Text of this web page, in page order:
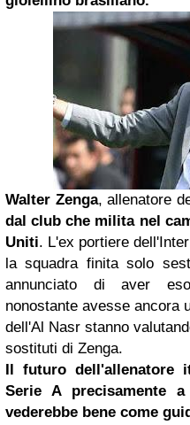
Walter Zenga, allenatore
dal club che milita nel
Uniti. L'ex portiere
la squadra finita solo
annunciato di aver
nonostante avesse ancora
dell'Al Nasr stanno
sostituti di Zenga.
Il futuro dell'allenatore
Serie A precisamente
vederebbe bene come